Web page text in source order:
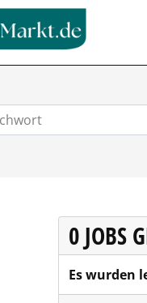
0 JOBS
Es wurden